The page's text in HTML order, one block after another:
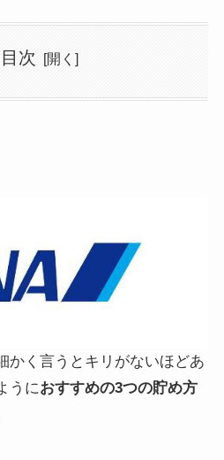
目次
かく言うとキリがないほどあ
うにおすすめの3つの貯め方